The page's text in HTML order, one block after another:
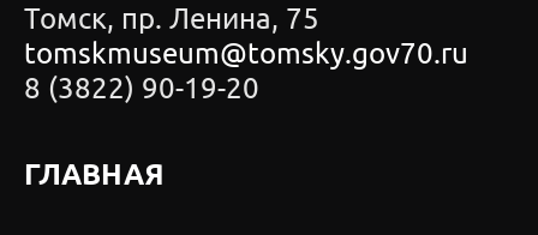
Томск, пр. Ленина, 75
tomskmuseum@tomsky.gov70.ru
8 (3822) 90-19-20
ГЛАВНАЯ